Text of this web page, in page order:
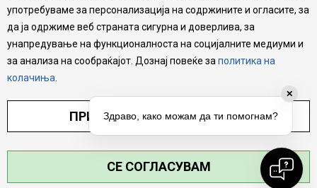
Настојуваме да бидеме што попрецизни во описот на
производите, прикажување на слики и цени, но не
можеме да гарантираме дека сите информации се
комплетни и без грешка. Сите производи се дел од
нашата понуда, но не се подразбира дека мора да се
достапни во секој момент.
. СИТЕ ПРАВА ЗАДРЖАНИ.
употребуваме за персонализација на содржините и огласите, за
да ја одржиме веб страната сигурна и доверлива, за
унапредување на функционалноста на социјалните медиуми и
за анализа на сообраќајот. Дознај повеќе за политика на
колачиња
ПРИЛАГОДИ ПОСТАВУВАЊА
СЕ СОГЛАСУВАМ
✕
Здраво, како можам да ти помогнам?